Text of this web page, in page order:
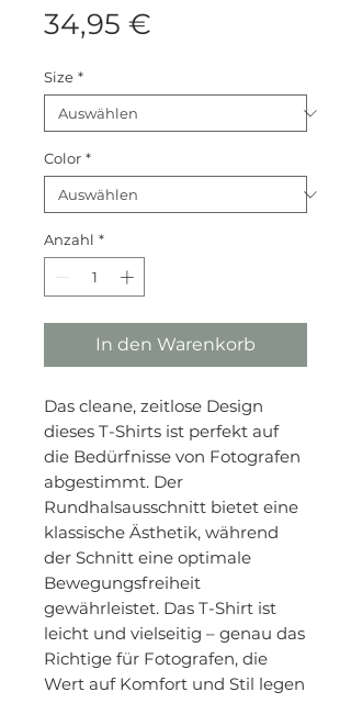
34,95 €
Size *
Color *
Anzahl *
In den Warenkorb
Das cleane, zeitlose Design
dieses T-Shirts ist perfekt auf
die Bedürfnisse von Fotografen
abgestimmt. Der
Rundhalsausschnitt bietet eine
klassische Ästhetik, während
der Schnitt eine optimale
Bewegungsfreiheit
gewährleistet. Das T-Shirt ist
leicht und vielseitig – genau das
Richtige für Fotografen, die
Wert auf Komfort und Stil legen